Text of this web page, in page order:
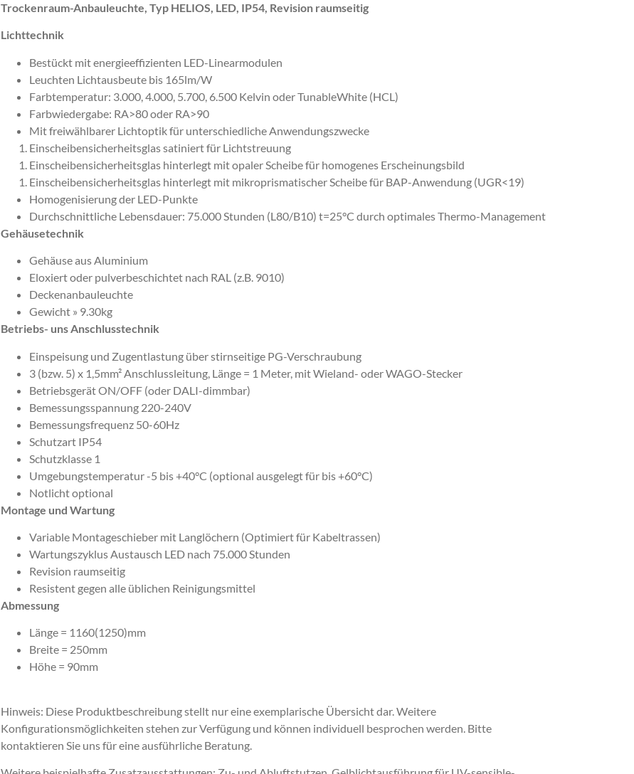
Trockenraum-Anbauleuchte, Typ HELIOS, LED, IP54, Revision raumseitig
Lichttechnik
Bestückt mit energieeffizienten LED-Linearmodulen
Leuchten Lichtausbeute bis 165lm/W
Farbtemperatur: 3.000, 4.000, 5.700, 6.500 Kelvin oder TunableWhite (HCL)
Farbwiedergabe: RA>80 oder RA>90
Mit freiwählbarer Lichtoptik für unterschiedliche Anwendungszwecke
Einscheibensicherheitsglas satiniert für Lichtstreuung
Einscheibensicherheitsglas hinterlegt mit opaler Scheibe für homogenes Erscheinungsbild
Einscheibensicherheitsglas hinterlegt mit mikroprismatischer Scheibe für BAP-Anwendung (UGR<19)
Homogenisierung der LED-Punkte
Durchschnittliche Lebensdauer: 75.000 Stunden (L80/B10) t=25°C durch optimales Thermo-Management
Gehäusetechnik
Gehäuse aus Aluminium
Eloxiert oder pulverbeschichtet nach RAL (z.B. 9010)
Deckenanbauleuchte
Gewicht » 9.30kg
Betriebs- uns Anschlusstechnik
Einspeisung und Zugentlastung über stirnseitige PG-Verschraubung
3 (bzw. 5) x 1,5mm² Anschlussleitung, Länge = 1 Meter, mit Wieland- oder WAGO-Stecker
Betriebsgerät ON/OFF (oder DALI-dimmbar)
Bemessungsspannung 220-240V
Bemessungsfrequenz 50-60Hz
Schutzart IP54
Schutzklasse 1
Umgebungstemperatur -5 bis +40°C (optional ausgelegt für bis +60°C)
Notlicht optional
Montage und Wartung
Variable Montageschieber mit Langlöchern (Optimiert für Kabeltrassen)
Wartungszyklus Austausch LED nach 75.000 Stunden
Revision raumseitig
Resistent gegen alle üblichen Reinigungsmittel
Abmessung
Länge = 1160(1250)mm
Breite = 250mm
Höhe = 90mm
Hinweis: Diese Produktbeschreibung stellt nur eine exemplarische Übersicht dar. Weitere
Konfigurationsmöglichkeiten stehen zur Verfügung und können individuell besprochen werden. Bitte
kontaktieren Sie uns für eine ausführliche Beratung.